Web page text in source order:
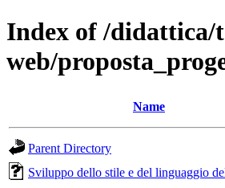
Index of /didattica/
web/
Name
Parent Directory
Sviluppo dello stile e del linguaggio